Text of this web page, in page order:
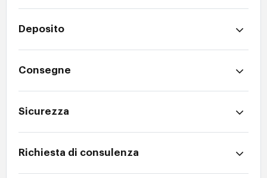
Deposito
Consegne
Sicurezza
Richiesta di consulenza